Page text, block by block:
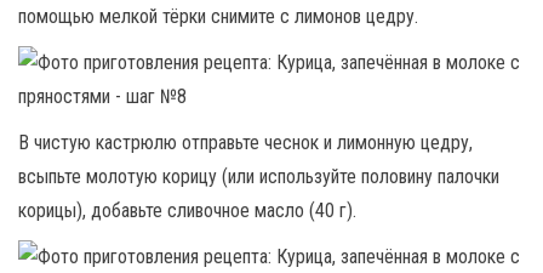
помощью мелкой тёрки снимите с лимонов цедру.
В чистую кастрюлю отправьте чеснок и лимонную цедру,
всыпьте молотую корицу (или используйте половину палочки
корицы), добавьте сливочное масло (40 г).